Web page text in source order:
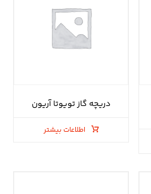
دریچه گاز تویوتا آریون
اطلاعات بیشتر